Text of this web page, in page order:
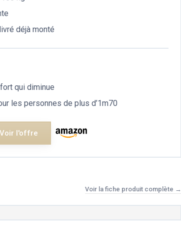
déjà monté
qui diminue
les personnes de plus d’1m70
Voir l'offre
Voir la fiche produit complète →